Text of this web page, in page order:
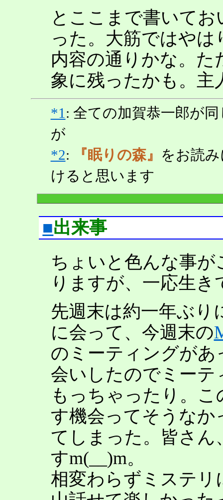
とここまで書いてお
った。大筋ではや
内容の通りかな。た
象に残ったかも。主
*1 : 全ての加賀恭一郎が
が
*2: 『眠りの森』 をお読
けると思います
■出来事
ちょいと色んな事
りますが、一応生き
先週末は約一年ぶり
に会って、今週末の
のミーティングが
会いしたのでミーテ
もっちゃったり。
す機会ってそうな
てしまった。皆さ
すm(__)m。
相変わらずミステリ